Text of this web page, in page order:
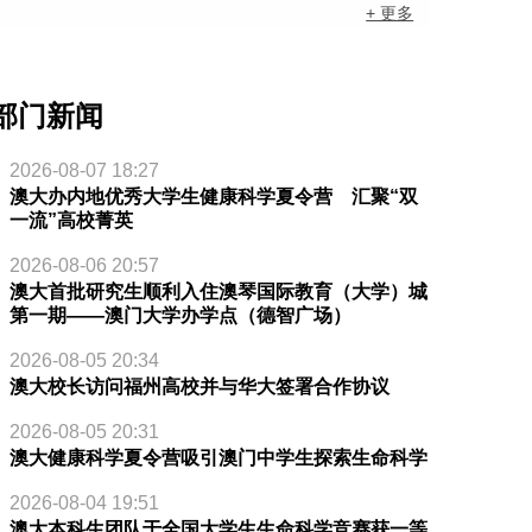
+ 更多
门新闻
2026-08-07 18:27
澳大办内地优秀大学生健康科学夏令营 汇聚“双
一流”高校菁英
2026-08-06 20:57
澳大首批研究生顺利入住澳琴国际教育（大学）城
第一期——澳门大学办学点（德智广场）
2026-08-05 20:34
澳大校长访问福州高校并与华大签署合作协议
2026-08-05 20:31
澳大健康科学夏令营吸引澳门中学生探索生命科学
2026-08-04 19:51